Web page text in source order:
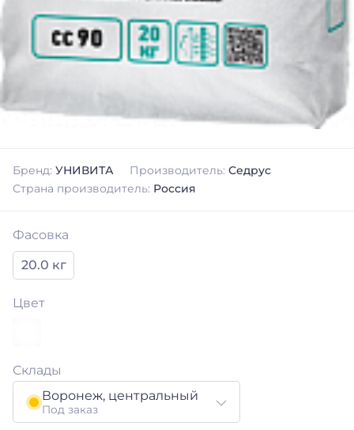
Бренд: УНИВИТА Производитель: Седрус
Страна производитель: Россия
Фасовка
20.0 кг
Цвет
Склады
Воронеж, центральный
Под заказ